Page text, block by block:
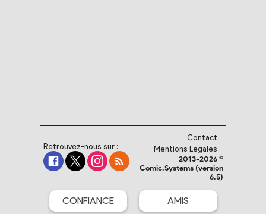
Retrouvez-nous sur :
Contact
Mentions Légales
2013-2026 ©
Comic.Systems (version
6.5)
CONFIANCE AMIS